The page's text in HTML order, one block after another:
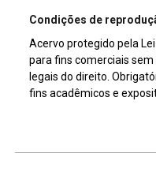
Condições de
Acervo protegido pela
para fins comerciais
legais do direito.
fins acadêmicos e